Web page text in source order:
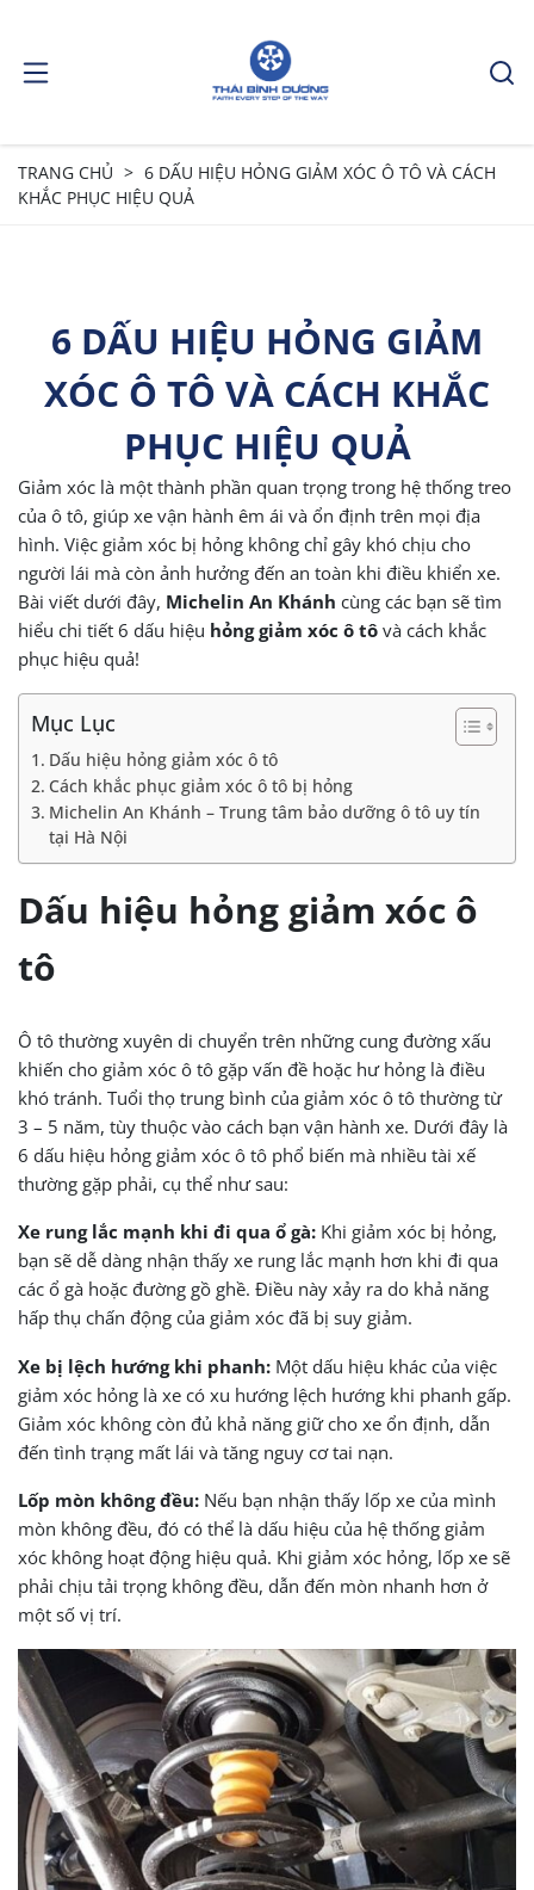
TRANG CHỦ
6 DẤU HIỆU HỎNG GIẢM XÓC Ô TÔ VÀ CÁCH
KHẮC PHỤC HIỆU QUẢ
6 DẤU HIỆU HỎNG GIẢM
XÓC Ô TÔ VÀ CÁCH KHẮC
PHỤC HIỆU QUẢ
Giảm xóc là một thành phần quan trọng trong hệ thống treo
của ô tô, giúp xe vận hành êm ái và ổn định trên mọi địa
hình. Việc giảm xóc bị hỏng không chỉ gây khó chịu cho
người lái mà còn ảnh hưởng đến an toàn khi điều khiển xe.
Bài viết dưới đây, Michelin An Khánh cùng các bạn sẽ tìm
hiểu chi tiết 6 dấu hiệu hỏng giảm xóc ô tô và cách khắc
phục hiệu quả!
Mục Lục
Dấu hiệu hỏng giảm xóc ô tô
Cách khắc phục giảm xóc ô tô bị hỏng
Michelin An Khánh – Trung tâm bảo dưỡng ô tô uy tín
tại Hà Nội
Dấu hiệu hỏng giảm xóc ô
tô
Ô tô thường xuyên di chuyển trên những cung đường xấu
khiến cho giảm xóc ô tô gặp vấn đề hoặc hư hỏng là điều
khó tránh. Tuổi thọ trung bình của giảm xóc ô tô thường từ
3 – 5 năm, tùy thuộc vào cách bạn vận hành xe. Dưới đây là
6 dấu hiệu hỏng giảm xóc ô tô phổ biến mà nhiều tài xế
thường gặp phải, cụ thể như sau:
Xe rung lắc mạnh khi đi qua ổ gà: Khi giảm xóc bị hỏng,
bạn sẽ dễ dàng nhận thấy xe rung lắc mạnh hơn khi đi qua
các ổ gà hoặc đường gồ ghề. Điều này xảy ra do khả năng
hấp thụ chấn động của giảm xóc đã bị suy giảm.
Xe bị lệch hướng khi phanh: Một dấu hiệu khác của việc
giảm xóc hỏng là xe có xu hướng lệch hướng khi phanh gấp.
Giảm xóc không còn đủ khả năng giữ cho xe ổn định, dẫn
đến tình trạng mất lái và tăng nguy cơ tai nạn.
Lốp mòn không đều: Nếu bạn nhận thấy lốp xe của mình
mòn không đều, đó có thể là dấu hiệu của hệ thống giảm
xóc không hoạt động hiệu quả. Khi giảm xóc hỏng, lốp xe sẽ
phải chịu tải trọng không đều, dẫn đến mòn nhanh hơn ở
một số vị trí.